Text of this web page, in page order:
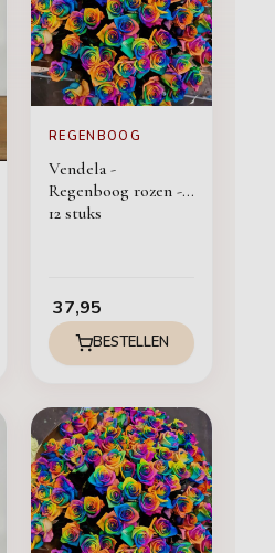
REGENBOOG
Vendela -
Regenboog rozen -
12 stuks
37,95
BESTELLEN